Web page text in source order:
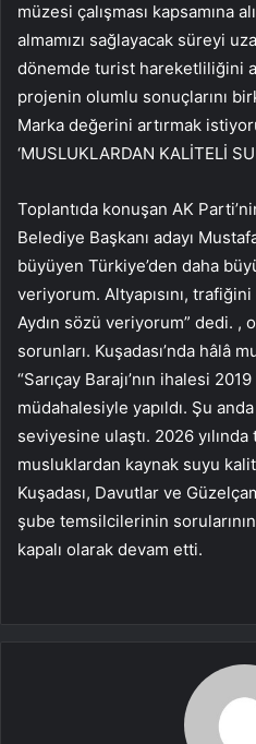
müzesi çalışması kapsamına
almamızı sağlayacak süreyi
dönemde turist hareketliliğini
projenin olumlu sonuçlarını
Marka değerini artırmak
‘MUSLUKLARDAN KALİTELİ
Toplantıda konuşan AK
Belediye Başkanı adayı
büyüyen Türkiye’den daha
veriyorum. Altyapısını,
Aydın sözü veriyorum” dedi. ,
sorunları. Kuşadası’nda hâlâ
“Sarıçay Barajı’nın ihalesi 2019
müdahalesiyle yapıldı. Şu
seviyesine ulaştı. 2026
musluklardan kaynak suyu
Kuşadası, Davutlar ve
şube temsilcilerinin sorularının
kapalı olarak devam etti.